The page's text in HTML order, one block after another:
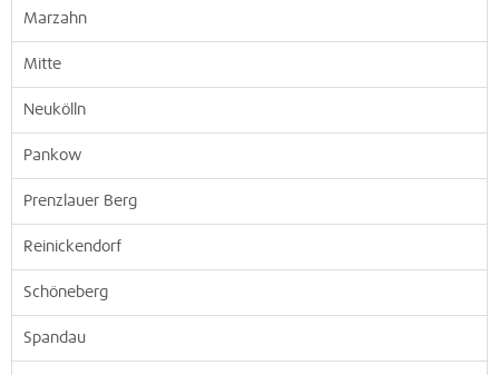
Marzahn
Mitte
Neukölln
Pankow
Prenzlauer Berg
Reinickendorf
Schöneberg
Spandau